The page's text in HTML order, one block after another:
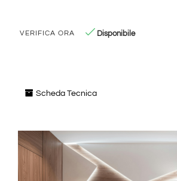
VERIFICA ORA Disponibile
Scheda Tecnica